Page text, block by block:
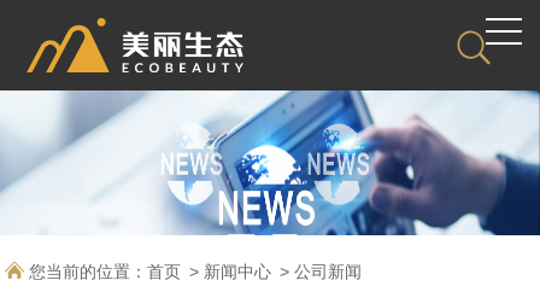
您当前的位置：首页 新闻中心 公司新闻